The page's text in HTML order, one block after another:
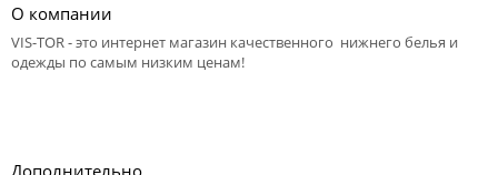
О компании
VIS-TOR - это интернет магазин качественного нижнего белья и
одежды по самым низким ценам!
Дополнительно